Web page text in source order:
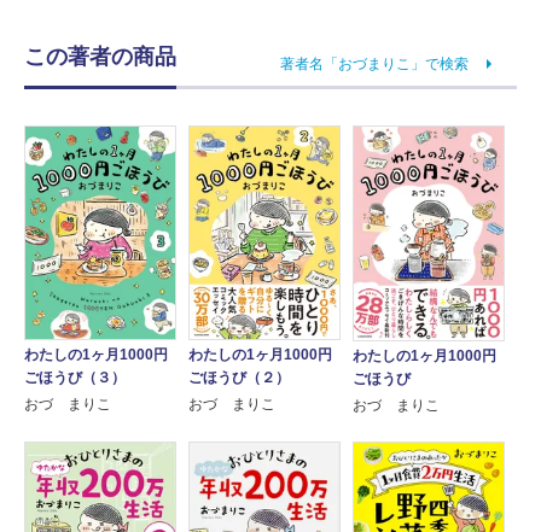
この著者の商品 著者名「おづまりこ」で検索
わたしの1ヶ月1000円
ごほうび（３）
おづ まりこ
わたしの1ヶ月1000円
ごほうび（２）
おづ まりこ
わたしの1ヶ月1000円
ごほうび
おづ まりこ